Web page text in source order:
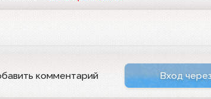
комментарий Вход